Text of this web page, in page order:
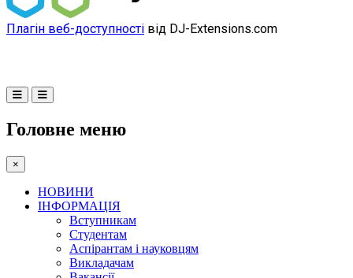
Плагін веб-доступності від DJ-Extensions.com
Головне меню
×
НОВИНИ
ІНФОРМАЦІЯ
Вступникам
Студентам
Аспірантам і науковцям
Викладачам